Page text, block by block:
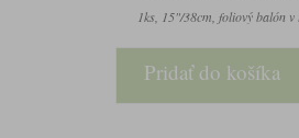
1ks, 15"/38cm, foliový balón v
Pridať do košíka